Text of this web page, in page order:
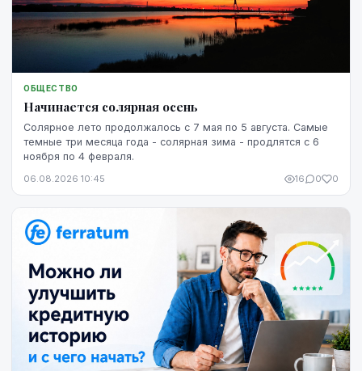
ОБЩЕСТВО
Начинается солярная осень
Солярное лето продолжалось с 7 мая по 5 августа. Самые
темные три месяца года - солярная зима - продлятся с 6
ноября по 4 февраля.
06.08.2026 10:45 16 0 0